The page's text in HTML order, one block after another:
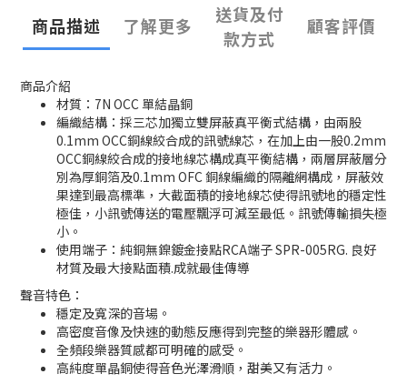
商品描述 了解更多
送貨及付
款方式
顧客評價
商品介紹
材質：7N OCC 單結晶銅
編織結構：採三芯加獨立雙屏蔽真平衡式結構，由兩股
0.1mm OCC銅線絞合成的訊號線芯，在加上由一股0.2mm
OCC銅線絞合成的接地線芯構成真平衡結構，兩層屏蔽層分
別為厚銅箔及0.1mm OFC 銅線編織的隔離網構成，屏蔽效
果達到最高標準，大截面積的接地線芯使得訊號地的穩定性
極佳，小訊號傳送的電壓飄浮可減至最低。訊號傳輸損失極
小。
使用端子：純銅無鎳鍍金接點RCA端子 SPR-005RG. 良好
材質及最大接點面積.成就最佳傳導
聲音特色：
穩定及寬深的音場。
高密度音像及快速的動態反應得到完整的樂器形體感。
全頻段樂器質感都可明確的感受。
高純度單晶銅使得音色光澤滑順，甜美又有活力。